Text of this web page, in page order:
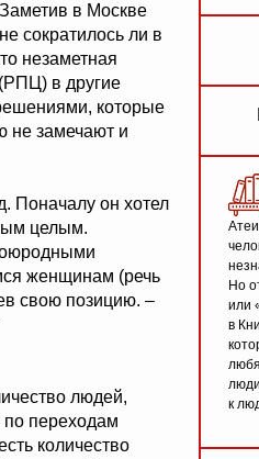
в Москве
сократилось ли в
незаметная
в другие
которые
не замечают и
Поначалу он хотел
целым.
женщинам (речь
свою позицию. –
людей,
по переходам
количество
Но
или
в
к